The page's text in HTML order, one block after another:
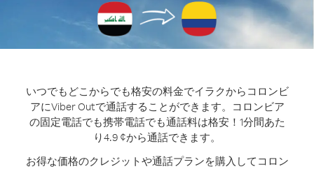
いつでもどこからでも格安の料金でイラクからコロンビ
アにViber Outで通話することができます。
コロンビア
の固定電話でも携帯電話でも通話料は格安！1分間あた
り4.9 ¢から通話できます。
お得な価格のクレジットや通話プランを購入してコロン